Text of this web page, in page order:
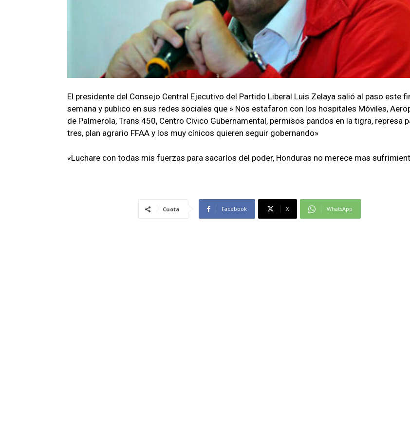
El presidente del Consejo Central Ejecutivo del Partido Liberal Luis Zelaya salió al paso este
semana y publico en sus redes sociales que » Nos estafaron con los hospitales Móviles,
de Palmerola, Trans 450, Centro Civico Gubernamental, permisos pandos en la tigra, represa
tres, plan agrario FFAA y los muy cínicos quieren seguir gobernando»
«Luchare con todas mis fuerzas para sacarlos del poder, Honduras no merece mas
Cuota Facebook X WhatsApp